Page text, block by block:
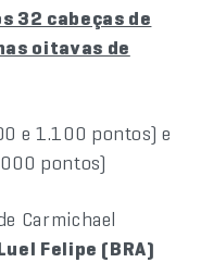
32 cabeças de
oitavas de
e 1.100 pontos) e
pontos)
Carmichael
Felipe (BRA)